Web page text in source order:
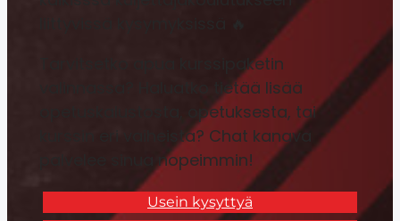
Tarvitsetko apua kurssipaketin
valinnassa? Haluatko tietää lisää
opetuskalustosta, opetuksesta, tai
kurssin eri vaiheista? Chat kanava
palvelee sinua nopeimmin!
Usein kysyttyä